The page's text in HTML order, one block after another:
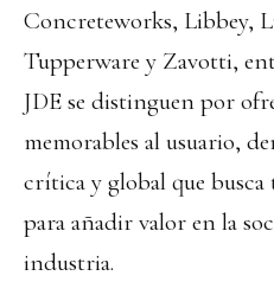
Concreteworks, Libbey,
Tupperware y Zavotti,
JDE se distinguen por
memorables al usuario,
crítica y global que busca
para añadir valor en la
industria.